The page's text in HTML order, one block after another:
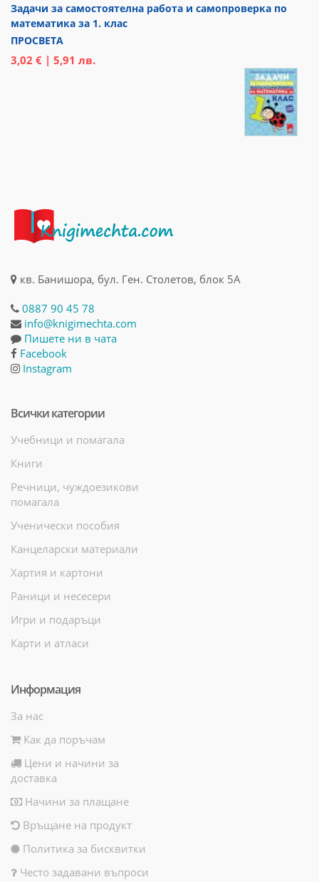
Задачи за самостоятелна работа и самопроверка по
математика за 1. клас
ПРОСВЕТА
3,02 € | 5,91 лв.
кв. Банишора, бул. Ген. Столетов, блок 5А
0887 90 45 78
info@knigimechta.com
Пишете ни в чата
Facebook
Instagram
Всички категории
Учебници и помагала
Книги
Речници, чуждоезикови
помагала
Ученически пособия
Канцеларски материали
Хартия и картони
Раници и несесери
Игри и подаръци
Карти и атласи
Информация
За нас
Как да поръчам
Цени и начини за
доставка
Начини за плащане
Връщане на продукт
Политика за бисквитки
Често задавани въпроси